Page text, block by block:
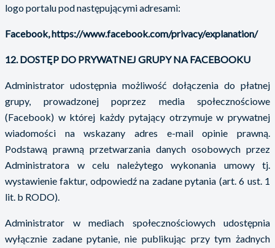
logo portalu pod następującymi adresami:
Facebook, https://www.facebook.com/privacy/explanation/
12. DOSTĘP DO PRYWATNEJ GRUPY NA FACEBOOKU
Administrator udostępnia możliwość dołączenia do płatnej
grupy, prowadzonej poprzez media społecznościowe
(Facebook) w której każdy pytający otrzymuje w prywatnej
wiadomości na wskazany adres e-mail opinie prawną.
Podstawą prawną przetwarzania danych osobowych przez
Administratora w celu należytego wykonania umowy tj.
wystawienie faktur, odpowiedź na zadane pytania (art. 6 ust. 1
lit. b RODO).
Administrator w mediach społecznościowych udostępnia
wyłącznie zadane pytanie, nie publikując przy tym żadnych